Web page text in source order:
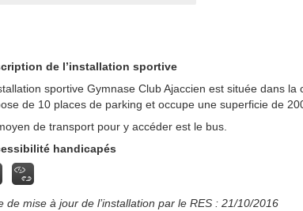
de l’installation sportive
sportive Gymnase Club Ajaccien est située dans la
de 10 places de parking et occupe une superficie de
de transport pour y accéder est le bus.
handicapés
de mise à jour de l’installation par le RES : 21/10/2016